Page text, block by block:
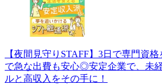
【夜間見守りSTAFF】3日で専門資
で急な出費も安心◎安定企業で、未
ルと高収入をその手に！